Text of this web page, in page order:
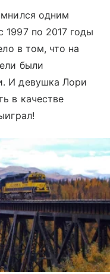
одним
по 2017 годы
в том, что на
были
И девушка Лори
в качестве